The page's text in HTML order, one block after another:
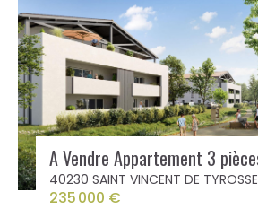
40230 SAINT VINCENT DE TYROSSE
235 000 €